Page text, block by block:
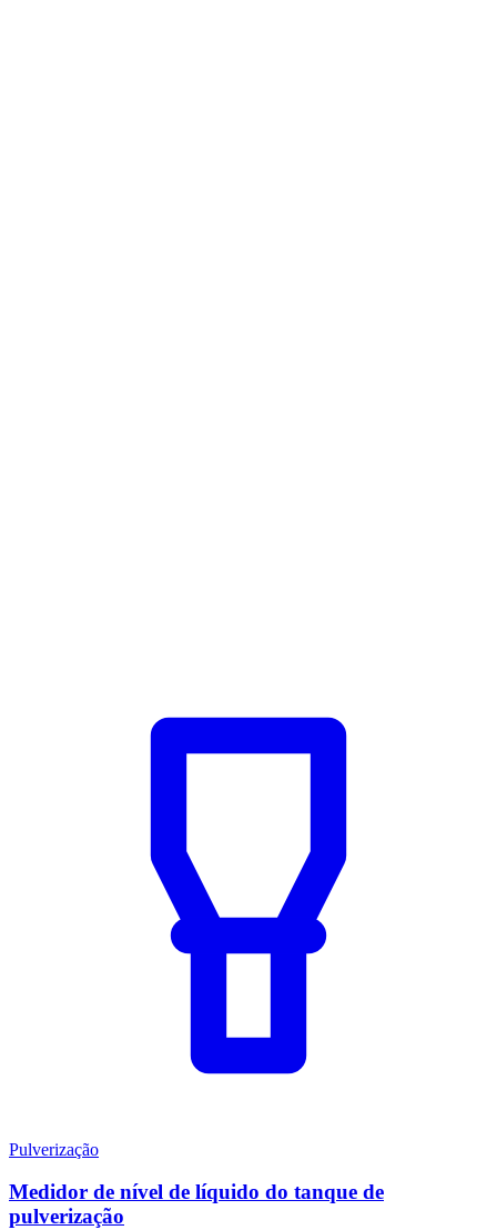
Pulverização
Medidor de nível de líquido do tanque de
pulverização